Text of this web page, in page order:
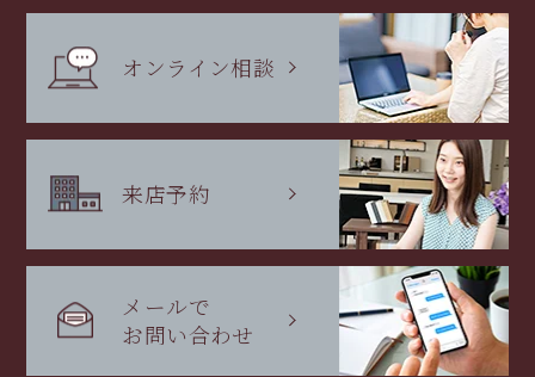
オンライン相談
来店予約
メールで
お問い合わせ